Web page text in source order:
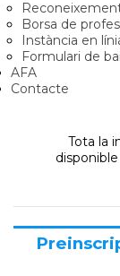
Borsa de
Instància en
Formulari de
AFA
Contacte
Tota la